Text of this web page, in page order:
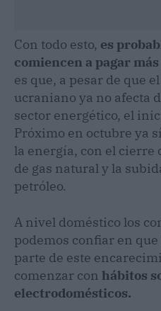
Con todo esto, es
comiencen a pagar
es que, a pesar de que
ucraniano ya no afecta
sector energético, el
Próximo en octubre ya
la energía, con el cierre
de gas natural y la
petróleo.
A nivel doméstico los
podemos confiar en
parte de este
comenzar con hábitos
electrodomésticos.